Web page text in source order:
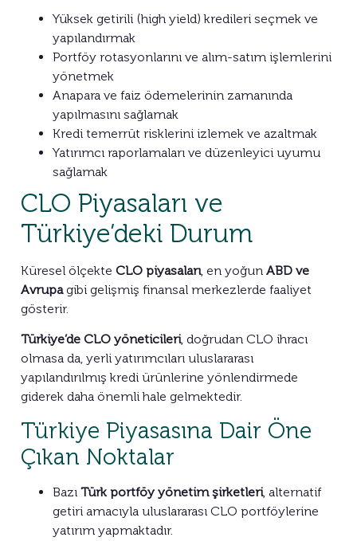
Yüksek getirili (high yield) kredileri seçmek ve
yapılandırmak
Portföy rotasyonlarını ve alım-satım işlemlerini
yönetmek
Anapara ve faiz ödemelerinin zamanında
yapılmasını sağlamak
Kredi temerrüt risklerini izlemek ve azaltmak
Yatırımcı raporlamaları ve düzenleyici uyumu
sağlamak
CLO Piyasaları ve
Türkiye’deki Durum
Küresel ölçekte CLO piyasaları, en yoğun ABD ve
Avrupagibi gelişmiş finansal merkezlerde faaliyet
gösterir.
Türkiye’de CLO yöneticileri, doğrudan CLO ihracı
olmasa da, yerli yatırımcıları uluslararası
yapılandırılmış kredi ürünlerine yönlendirmede
giderek daha önemli hale gelmektedir.
Türkiye Piyasasına Dair Öne
Çıkan Noktalar
Bazı Türk portföy yönetim şirketleri, alternatif
getiri amacıyla uluslararası CLO portföylerine
yatırım yapmaktadır.